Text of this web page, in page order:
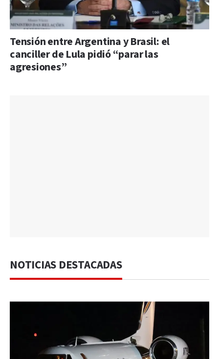
Tensión entre Argentina y Brasil: el
canciller de Lula pidió “parar las
agresiones”
NOTICIAS DESTACADAS